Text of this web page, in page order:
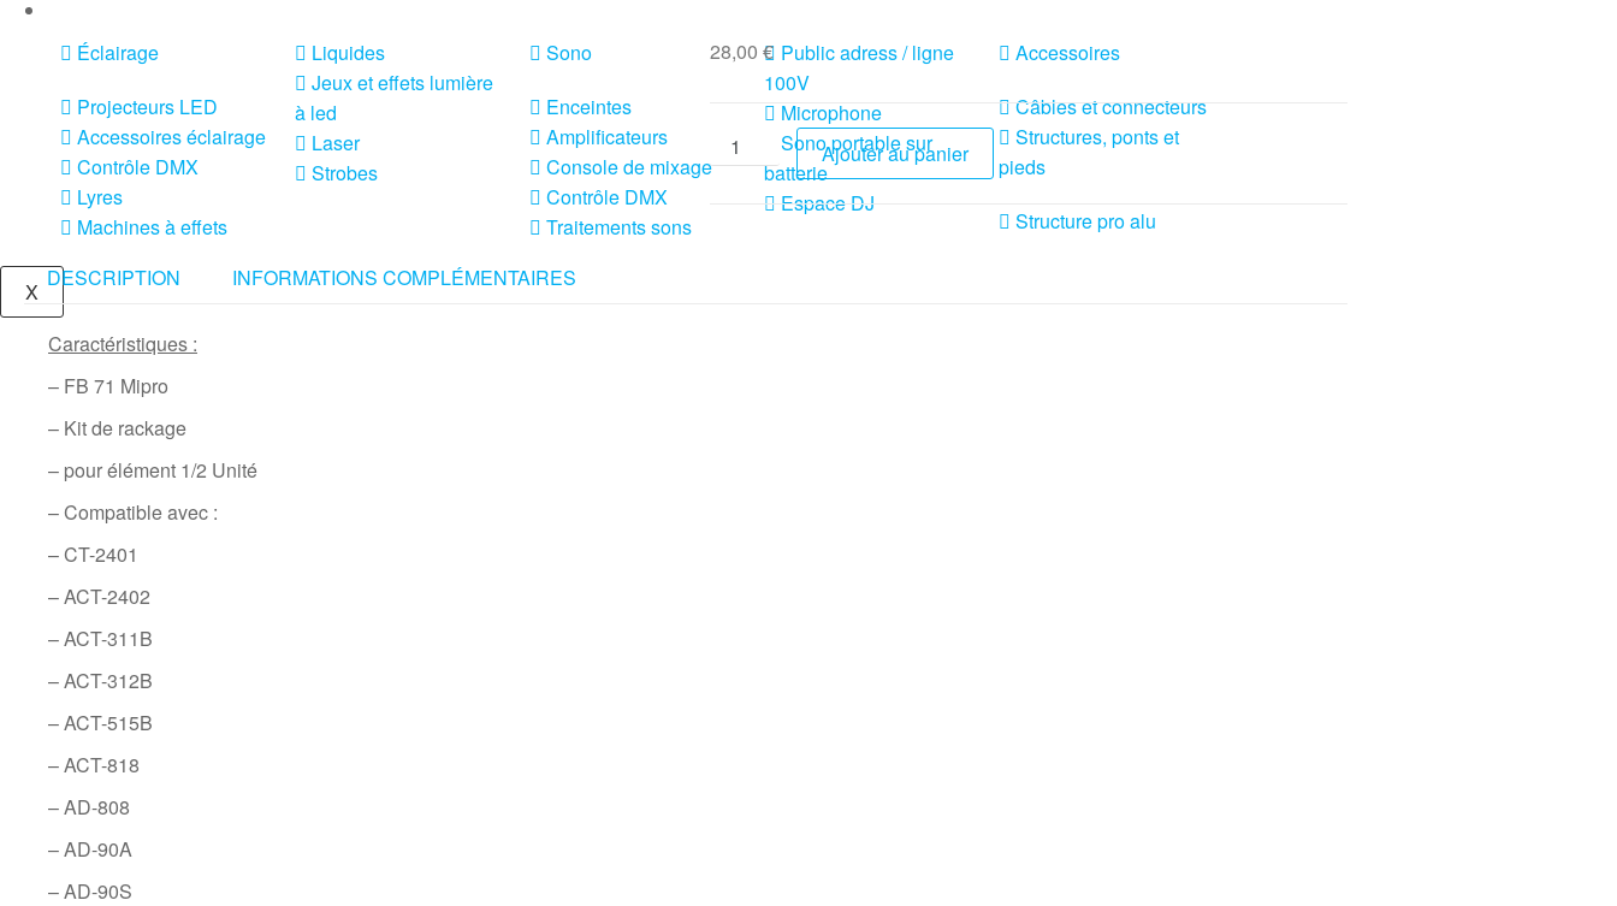
Éclairage
Projecteurs LED
Accessoires éclairage
Contrôle DMX
Lyres
Machines à effets
Liquides
Jeux et effets lumière
à led
Laser
Strobes
Sono
Enceintes
Amplificateurs
Console de mixage
Contrôle DMX
Traitements sons
Public adress / ligne
100V
Microphone
Sono portable sur
batterie
Espace DJ
Accessoires
Câbles et connecteurs
Structures, ponts et
pieds
Structure pro alu
X
28,00 €
Ajouter au panier
DESCRIPTION INFORMATIONS COMPLÉMENTAIRES
Caractéristiques :
– FB 71 Mipro
– Kit de rackage
– pour élément 1/2 Unité
– Compatible avec :
– CT-2401
– ACT-2402
– ACT-311B
– ACT-312B
– ACT-515B
– ACT-818
– AD-808
– AD-90A
– AD-90S